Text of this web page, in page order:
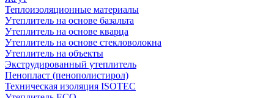
Теплоизоляционные материалы
Утеплитель на основе базальта
Утеплитель на основе кварца
Утеплитель на основе стекловолокна
Утеплитель на объекты
Экструдированный утеплитель
Пенопласт (пенополистирол)
Техническая изоляция ISOTEC